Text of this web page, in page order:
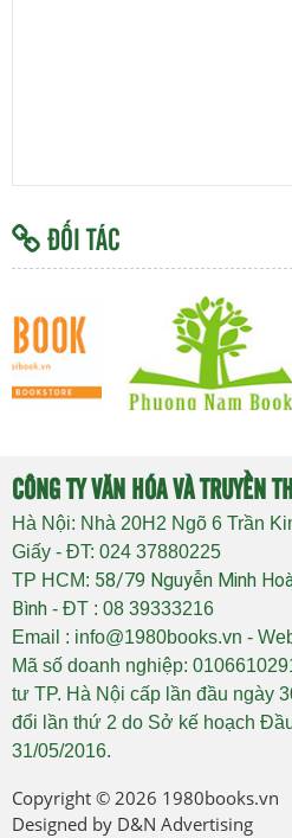
ĐỐI TÁC
CÔNG TY VĂN HÓA VÀ TRUYỀN
Hà Nội: Nhà 20H2 Ngõ 6 Trần
Giấy - ĐT: 024 37880225
TP HCM: 58/79 Nguyễn Minh
Bình - ĐT : 08 39333216
Email : info@1980books.vn -
Mã số doanh nghiệp:
tư TP. Hà Nội cấp lần đầu ngày
đổi lần thứ 2 do Sở kế hoạch
31/05/2016.
Copyright © 2026 1980books.vn
Designed by D&N Advertising